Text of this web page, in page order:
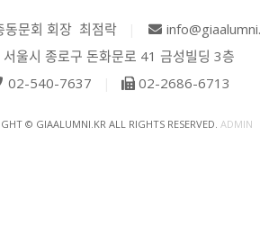
동문회 회장 최점락
서울시 종로구 돈화문로 41 금성빌딩 3층
02-540-7637
02-2686-6713
© GIAALUMNI.KR ALL RIGHTS RESERVED. ADMIN